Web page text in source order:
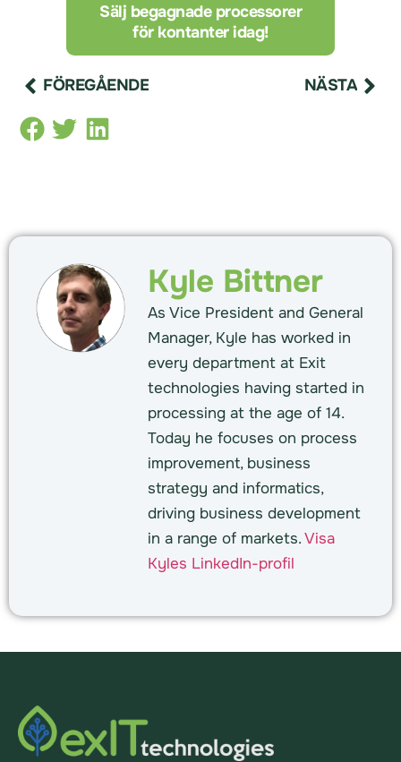
Sälj begagnade processorer
för kontanter idag!
FÖREGÅENDE NÄSTA
Kyle Bittner
As Vice President and General
Manager, Kyle has worked in
every department at Exit
technologies having started in
processing at the age of 14.
Today he focuses on process
improvement, business
strategy and informatics,
driving business development
in a range of markets.Visa
Kyles LinkedIn-profil